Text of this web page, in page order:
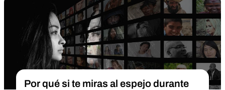
Por qué si te miras al espejo durante